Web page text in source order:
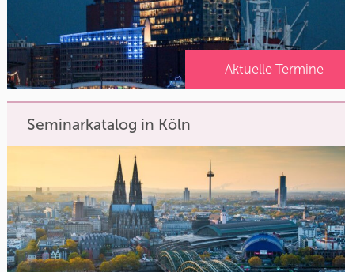
Aktuelle Termine
Seminarkatalog in Köln